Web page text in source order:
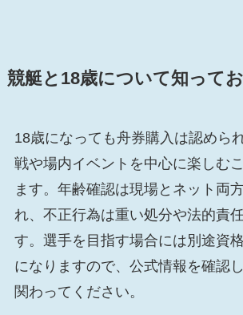
競艇と18歳について知って
18歳になっても舟券購入は認めら
戦や場内イベントを中心に楽しむ
ます。年齢確認は現場とネット両
れ、不正行為は重い処分や法的責
す。選手を目指す場合には別途資
になりますので、公式情報を確認
関わってください。